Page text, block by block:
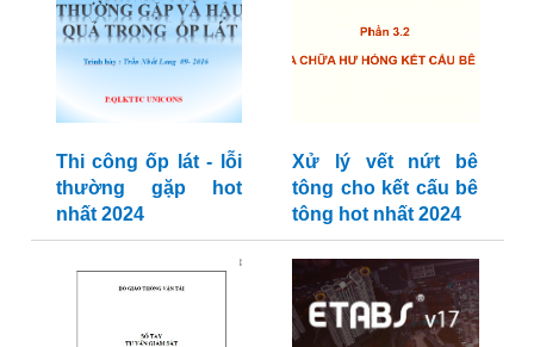
Thi công ốp lát - lỗi
thường gặp hot
nhất 2024
Xử lý vết nứt bê
tông cho kết cấu bê
tông hot nhất 2024